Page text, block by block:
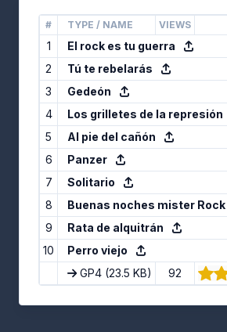
# TYPE / NAME VIEWS
1
El rock es tu guerra
2
Tú te rebelarás
3
Gedeón
4
Los grilletes de la represión
5
Al pie del cañón
6
Panzer
7
Solitario
8
Buenas noches mister Rock
9
Rata de alquitrán
10
Perro viejo
GP4 (23.5 KB) 92